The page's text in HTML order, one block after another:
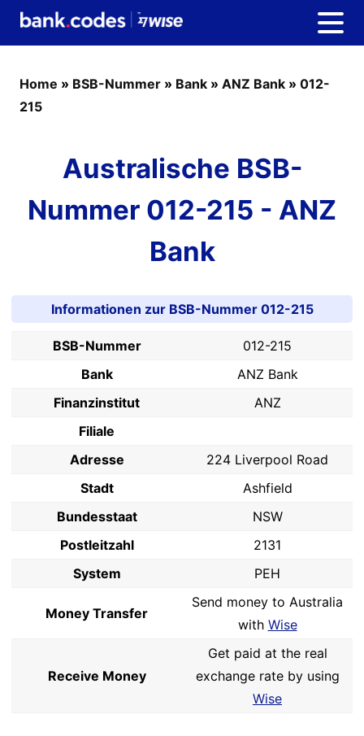
Home » BSB-Nummer » Bank » ANZ Bank » 012-
215
Australische BSB-
Nummer 012-215 - ANZ
Bank
Informationen zur BSB-Nummer 012-215
BSB-Nummer
012-215
Bank
ANZ Bank
Finanzinstitut
ANZ
Filiale
Adresse
224 Liverpool Road
Stadt
Ashfield
Bundesstaat
NSW
Postleitzahl
2131
System
PEH
Money Transfer
Send money to Australia
with Wise
Receive Money
Get paid at the real
exchange rate by using
Wise